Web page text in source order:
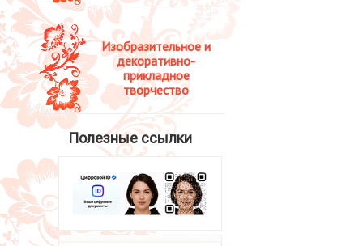
Изобразительное и
декоративно-
прикладное
творчество
Полезные ссылки